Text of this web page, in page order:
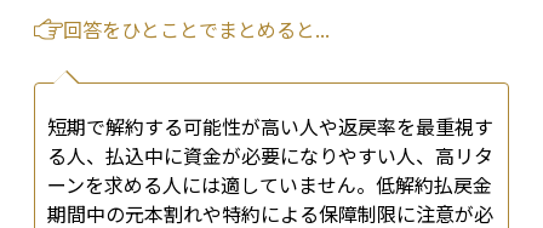
回答をひとことでまとめると...
短期で解約する可能性が高い人や返戻率を最重視す
る人、払込中に資金が必要になりやすい人、高リタ
ーンを求める人には適していません。低解約払戻金
期間中の元本割れや特約による保障制限に注意が必